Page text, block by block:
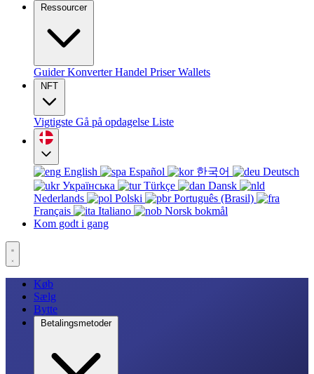
Ressourcer
GuiderKonverterHandel PriserWallets
NFT
Vigtigste Gå på opdagelse Liste
English Español 한국어
Deutsch
Українська
Türkçe
Dansk
Nederlands
Polski
Português (Brasil)
Français
Italiano
Norsk bokmål
Kom godt i gang
Køb
Sælg
Bytte
Betalingsmetoder